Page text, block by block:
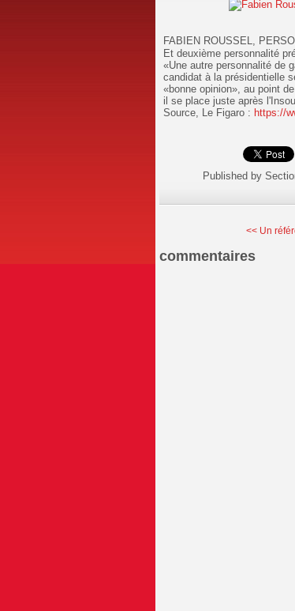
FABIEN ROUSSEL,
Et deuxième personnalité
«Une autre personnalité de
candidat à la présidentielle
«bonne opinion», au point
il se place juste après
Source, Le Figaro : https://
Published by
<< Un
commentaires